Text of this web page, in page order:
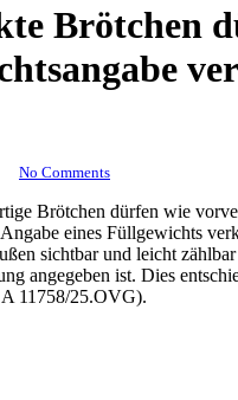
Brötchen
No Comments
Brötchen dürfen wie
eines Füllgewichts
sichtbar und leicht
angegeben ist. Dies
11758/25.OVG).